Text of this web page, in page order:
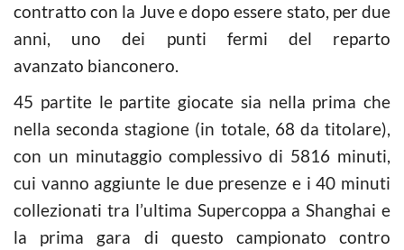
contratto con la Juve e dopo essere stato, per due
anni, uno dei punti fermi del reparto
avanzato bianconero.
45 partite le partite giocate sia nella prima che
nella seconda stagione (in totale, 68 da titolare),
con un minutaggio complessivo di 5816 minuti,
cui vanno aggiunte le due presenze e i 40 minuti
collezionati tra l’ultima Supercoppa a Shanghai e
la prima gara di questo campionato contro